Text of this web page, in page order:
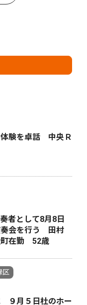
験を卓話 中央Ｒ
者として8月8日
奏会を行う 田村
在勤 52歳
区
９月５日杜のホー